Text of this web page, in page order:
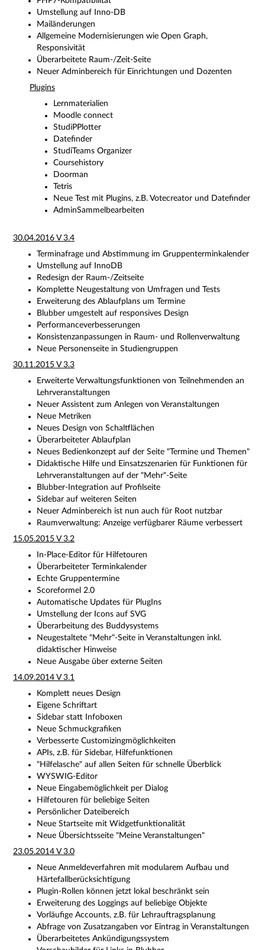
Umstellung auf Inno-DB
Mailänderungen
Allgemeine Modernisierungen wie Open Graph,
Responsivität
Überarbeitete Raum-/Zeit-Seite
Neuer Adminbereich für Einrichtungen und Dozenten
Plugins
Lernmaterialien
Moodle connect
StudiPPlotter
Datefinder
StudiTeams Organizer
Coursehistory
Doorman
Tetris
Neue Test mit Plugins, z.B. Votecreator und Datefinder
AdminSammelbearbeiten
30.04.2016 V 3.4
Terminafrage und Abstimmung im Gruppenterminkalender
Umstellung auf InnoDB
Redesign der Raum-/Zeitseite
Komplette Neugestaltung von Umfragen und Tests
Erweiterung des Ablaufplans um Termine
Blubber umgestelt auf responsives Design
Performanceverbesserungen
Konsistenzanpassungen in Raum- und Rollenverwaltung
Neue Personenseite in Studiengruppen
30.11.2015 V 3.3
Erweiterte Verwaltungsfunktionen von Teilnehmenden an
Lehrveranstaltungen
Neuer Assistent zum Anlegen von Veranstaltungen
Neue Metriken
Neues Design von Schaltflächen
Überarbeiteter Ablaufplan
Neues Bedienkonzept auf der Seite "Termine und Themen"
Didaktische Hilfe und Einsatzszenarien für Funktionen für
Lehrveranstaltungen auf der "Mehr"-Seite
Blubber-Integration auf Profilseite
Sidebar auf weiteren Seiten
Neuer Adminbereich ist nun auch für Root nutzbar
Raumverwaltung: Anzeige verfügbarer Räume verbessert
15.05.2015 V 3.2
In-Place-Editor für Hilfetouren
Überarbeiteter Terminkalender
Echte Gruppentermine
Scoreformel 2.0
Automatische Updates für PlugIns
Umstellung der Icons auf SVG
Überarbeitung des Buddysystems
Neugestaltete "Mehr"-Seite in Veranstaltungen inkl.
didaktischer Hinweise
Neue Ausgabe über externe Seiten
14.09.2014 V 3.1
Komplett neues Design
Eigene Schriftart
Sidebar statt Infoboxen
Neue Schmuckgrafiken
Verbesserte Customizingmöglichkeiten
APIs, z.B. für Sidebar, Hilfefunktionen
"Hilfelasche" auf allen Seiten für schnelle Überblick
WYSWIG-Editor
Neue Eingabemöglichkeit per Dialog
Hilfetouren für beliebige Seiten
Persönlicher Dateibereich
Neue Startseite mit Widgetfunktionalität
Neue Übersichtsseite "Meine Veranstaltungen"
23.05.2014 V 3.0
Neue Anmeldeverfahren mit modularem Aufbau und
Härtefallberücksichtigung
Plugin-Rollen können jetzt lokal beschränkt sein
Erweiterung des Loggings auf beliebige Objekte
Vorläufige Accounts, z.B. für Lehrauftragsplanung
Abfrage von Zusatzangaben vor Eintrag in Veranstaltungen
Überarbeitetes Ankündigungssystem